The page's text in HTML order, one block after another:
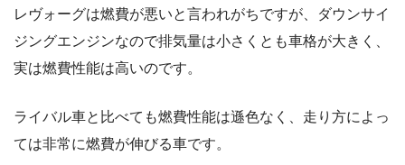
レヴォーグは燃費が悪いと言われがちですが、ダウンサイ
ジングエンジンなので排気量は小さくとも車格が大きく、
実は燃費性能は高いのです。
ライバル車と比べても燃費性能は遜色なく、走り方によっ
ては非常に燃費が伸びる車です。